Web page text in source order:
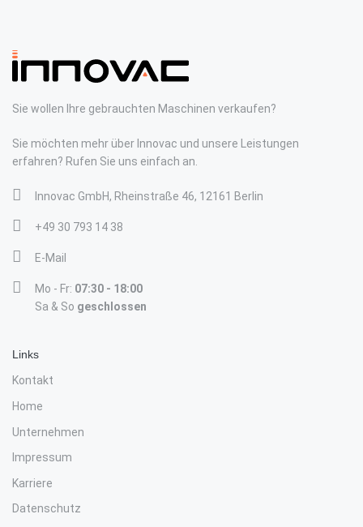
Sie wollen Ihre gebrauchten Maschinen verkaufen?
Sie möchten mehr über Innovac und unsere Leistungen
erfahren? Rufen Sie uns einfach an.
Innovac GmbH, Rheinstraße 46, 12161 Berlin
+49 30 793 14 38
E-Mail
Mo - Fr: 07:30 - 18:00
Sa & So geschlossen
Links
Kontakt
Home
Unternehmen
Impressum
Karriere
Datenschutz